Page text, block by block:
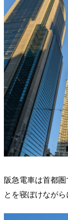
阪急電車は首都
とを寝ぼけながら